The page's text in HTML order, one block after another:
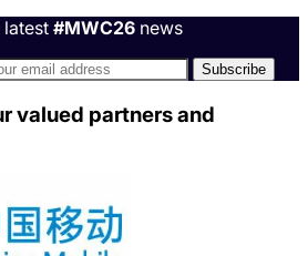
latest #MWC26 news
valued partners and